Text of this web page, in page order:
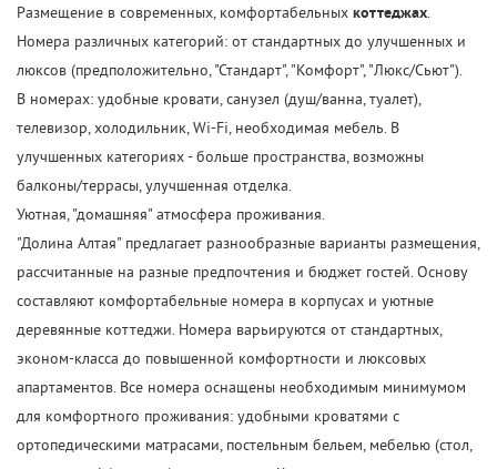
Размещение в современных, комфортабельных коттеджах.
Номера различных категорий: от стандартных до улучшенных и
люксов (предположительно, "Стандарт", "Комфорт", "Люкс/Сьют").
В номерах: удобные кровати, санузел (душ/ванна, туалет),
телевизор, холодильник, Wi-Fi, необходимая мебель. В
улучшенных категориях - больше пространства, возможны
балконы/террасы, улучшенная отделка.
Уютная, "домашняя" атмосфера проживания.
"Долина Алтая" предлагает разнообразные варианты размещения,
рассчитанные на разные предпочтения и бюджет гостей. Основу
составляют комфортабельные номера в корпусах и уютные
деревянные коттеджи. Номера варьируются от стандартных,
эконом-класса до повышенной комфортности и люксовых
апартаментов. Все номера оснащены необходимым минимумом
для комфортного проживания: удобными кроватями с
ортопедическими матрасами, постельным бельем, мебелью (стол,